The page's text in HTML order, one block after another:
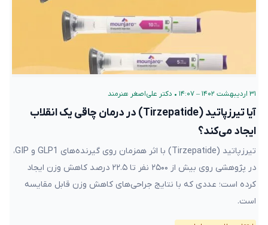
۳۱ اردیبهشت ۱۴۰۲ – ۱۴:۰۷ • دکتر علی‌اصغر هنرمند
آیا تیرزپاتید (Tirzepatide) در درمان چاقی یک انقلاب
ایجاد می‌کند؟
تیرزپاتید (Tirzepatide) با اثر همزمان روی گیرنده‌های GLP1 و GIP،
در پژوهشی روی بیش از ۲۵۰۰ نفر تا ۲۲.۵ درصد کاهش وزن ایجاد
کرده است؛ عددی که با نتایج جراحی‌های کاهش وزن قابل مقایسه
است.